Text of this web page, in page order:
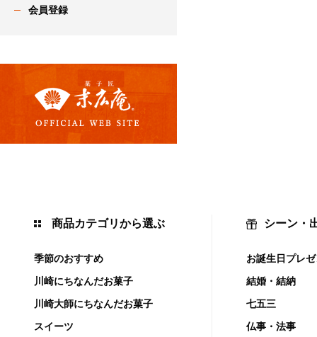
会員登録
商品カテゴリから選ぶ
季節のおすすめ
川崎にちなんだお菓子
川崎大師にちなんだお菓子
スイーツ
シーン・
お誕生日プレ
結婚・結納
七五三
仏事・法事